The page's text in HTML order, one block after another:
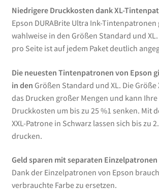
Niedrigere Druckkosten dank XL-
Epson DURABrite Ultra Ink-Tintenpatronen
wahlweise in den Größen Standard und
pro Seite ist auf jedem Paket deutlich
Die neuesten Tintenpatronen von Epson
in den Größen Standard und XL. Die Größe
das Drucken großer Mengen und kann
Druckkosten um bis zu 25 %1 senken. Mit
XXL-Patrone in Schwarz lassen sich bis zu
drucken.
Geld sparen mit separaten Einzelpatronen
Dank der Einzelpatronen von Epson
verbrauchte Farbe zu ersetzen.